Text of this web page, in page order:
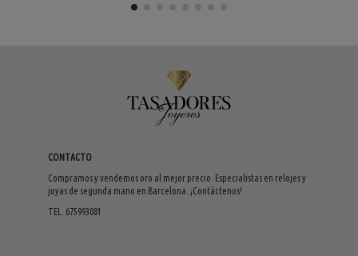
CONTACTO
Compramos y vendemos oro al mejor precio. Especialistas en relojes y
joyas de segunda mano en Barcelona. ¡Contáctenos!
TEL. 675993081